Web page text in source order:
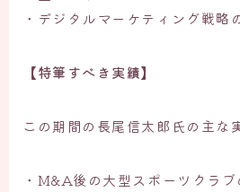
・デジタルマーケティング戦略
【特筆すべき実績】
この期間の長尾信太郎氏の主な
・M&A後の大型スポーツクラ